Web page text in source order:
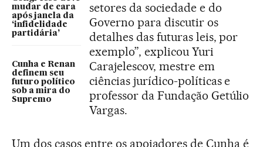
mudar de cara
após janela da
‘infidelidade
partidária’
Cunha e Renan
definem seu
futuro político
sob a mira do
Supremo
setores da sociedade e do
Governo para discutir os
detalhes das futuras leis, por
exemplo”, explicou Yuri
Carajelescov, mestre em
ciências jurídico-políticas e
professor da Fundação Getúlio
Vargas.
Um dos casos entre os apoiadores de Cunha é